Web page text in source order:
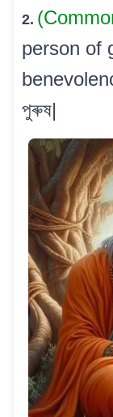
2.
person of
পুৰুষ|